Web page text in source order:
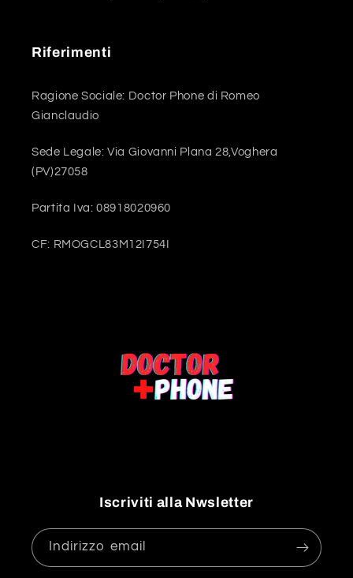
Riferimenti
Ragione Sociale: Doctor Phone di Romeo
Gianclaudio
Sede Legale: Via Giovanni Plana 28,Voghera
(PV)27058
Partita Iva: 08918020960
CF: RMOGCL83M12I754I
Iscriviti alla Nwsletter
Indirizzo email